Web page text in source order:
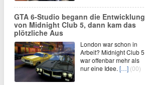
GTA 6-Studio begann die Entwicklung
von Midnight Club 5, dann kam das
plötzliche Aus
London war schon in
Arbeit? Midnight Club 5
war offenbar mehr als
nur eine Idee. […] (00)